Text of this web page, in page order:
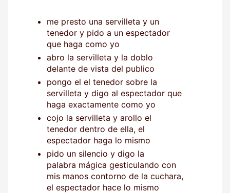
me presto una servilleta y un
tenedor y pido a un espectador
que haga como yo
abro la servilleta y la doblo
delante de vista del publico
pongo el el tenedor sobre la
servilleta y digo al espectador que
haga exactamente como yo
cojo la servilleta y arollo el
tenedor dentro de ella, el
espectador haga lo mismo
pido un silencio y digo la
palabra mágica gesticulando con
mis manos contorno de la cuchara,
el espectador hace lo mismo